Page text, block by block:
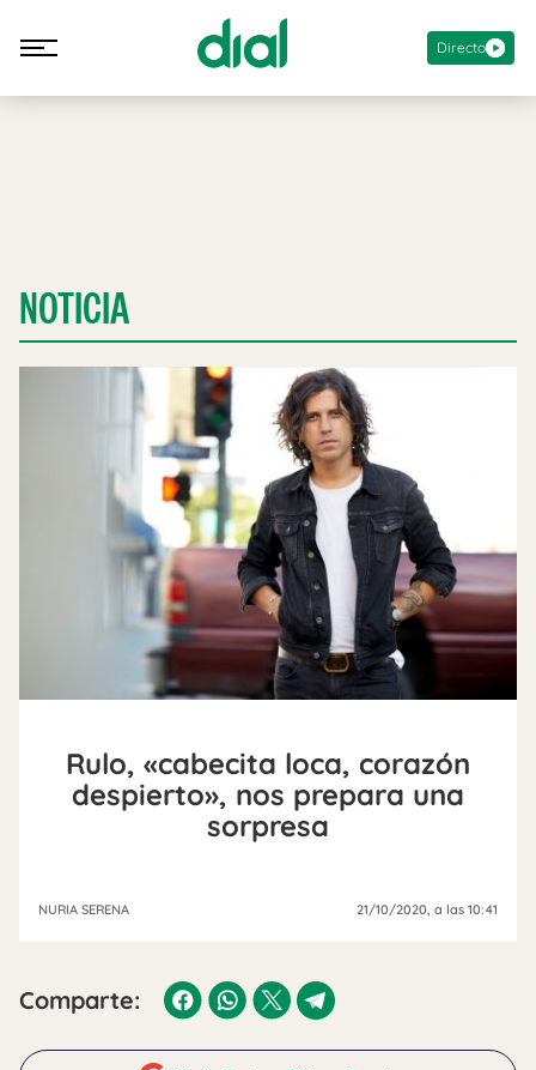
Directo
NOTICIA
Rulo, «cabecita loca, corazón
despierto», nos prepara una
sorpresa
NURIA SERENA 21/10/2020 , a las 10:41
Comparte: